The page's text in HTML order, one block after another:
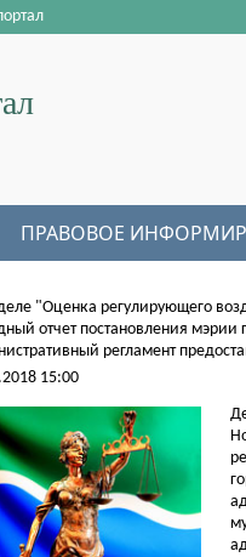
ПРАВОВОЕ
"Оценка регулирующего
отчет постановления
регламент
15:00